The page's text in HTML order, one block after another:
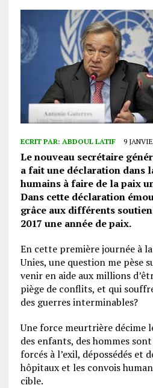
ECRIT PAR: ABDOUL LATIF 9
Le nouveau secrétaire
a fait une déclaration dans
humains à faire de la paix
Dans cette déclaration
grâce aux différents
2017 une année de paix.
En cette première journée à
Unies, une question me pèse
venir en aide aux millions
piège de conflits, et qui
des guerres interminables?
Une force meurtrière décime
des enfants, des hommes
forcés à l’exil, dépossédés et
hôpitaux et les convois
cible.